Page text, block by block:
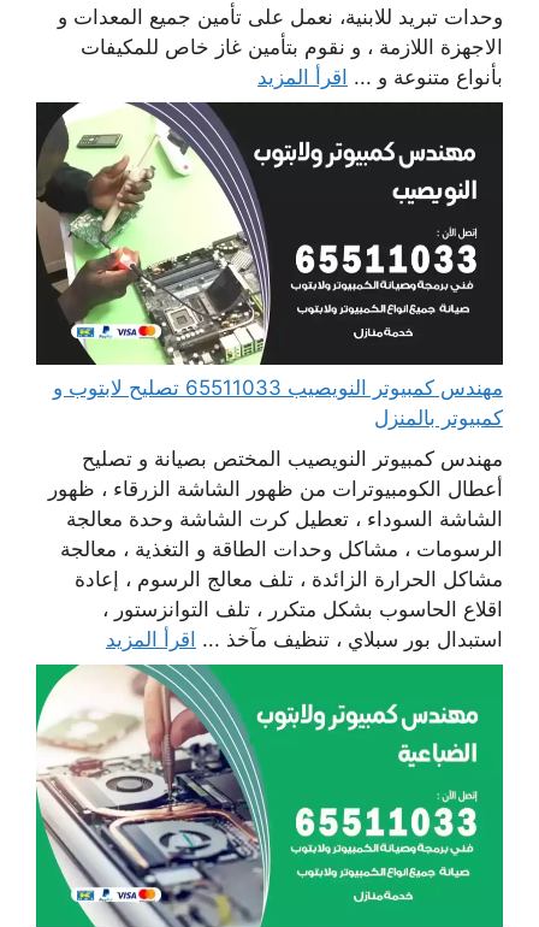
وحدات تبريد للابنية، نعمل على تأمين جميع المعدات و
الاجهزة اللازمة ، و نقوم بتأمين غاز خاص للمكيفات
بأنواع متنوعة و ... اقرأ المزيد
مهندس كمبيوتر النويصيب 65511033 تصليح لابتوب و
كمبيوتر بالمنزل
مهندس كمبيوتر النويصيب المختص بصيانة و تصليح
أعطال الكومبيوترات من ظهور الشاشة الزرقاء ، ظهور
الشاشة السوداء ، تعطيل كرت الشاشة وحدة معالجة
الرسومات ، مشاكل وحدات الطاقة و التغذية ، معالجة
مشاكل الحرارة الزائدة ، تلف معالج الرسوم ، إعادة
اقلاع الحاسوب بشكل متكرر ، تلف التوانزستور ،
استبدال بور سبلاي ، تنظيف مآخذ ... اقرأ المزيد